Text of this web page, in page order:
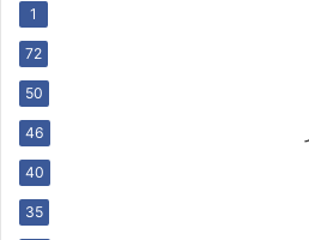
1
72
50
46
40
35